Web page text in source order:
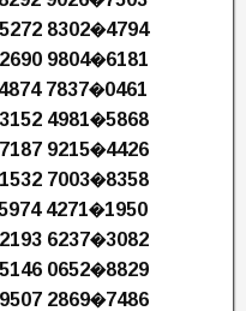
8302�4794
9804�6181
7837�0461
4981�5868
9215�4426
7003�8358
4271�1950
6237�3082
0652�8829
2869�7486